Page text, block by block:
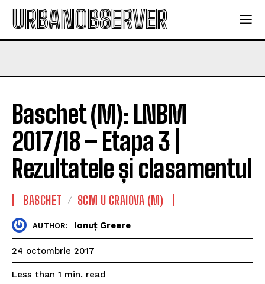
URBANOBSERVER
Baschet (M): LNBM
2017/18 – Etapa 3 |
Rezultatele și clasamentul
BASCHET SCM U CRAIOVA (M)
AUTHOR: Ionuț Greere
24 octombrie 2017
Less than 1 min. read